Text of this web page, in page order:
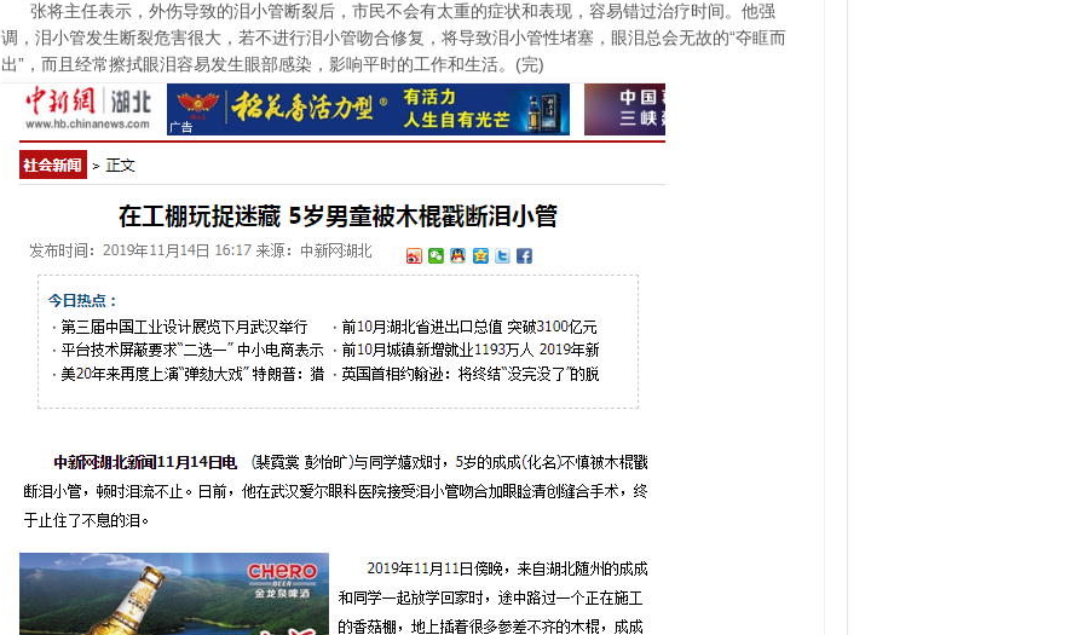
张将主任表示，外伤导致的泪小管断裂后，市民不会有太重的症状和表现，容易错过治疗时间。他强
调，泪小管发生断裂危害很大，若不进行泪小管吻合修复，将导致泪小管性堵塞，眼泪总会无故的“夺眶而
出”，而且经常擦拭眼泪容易发生眼部感染，影响平时的工作和生活。(完)